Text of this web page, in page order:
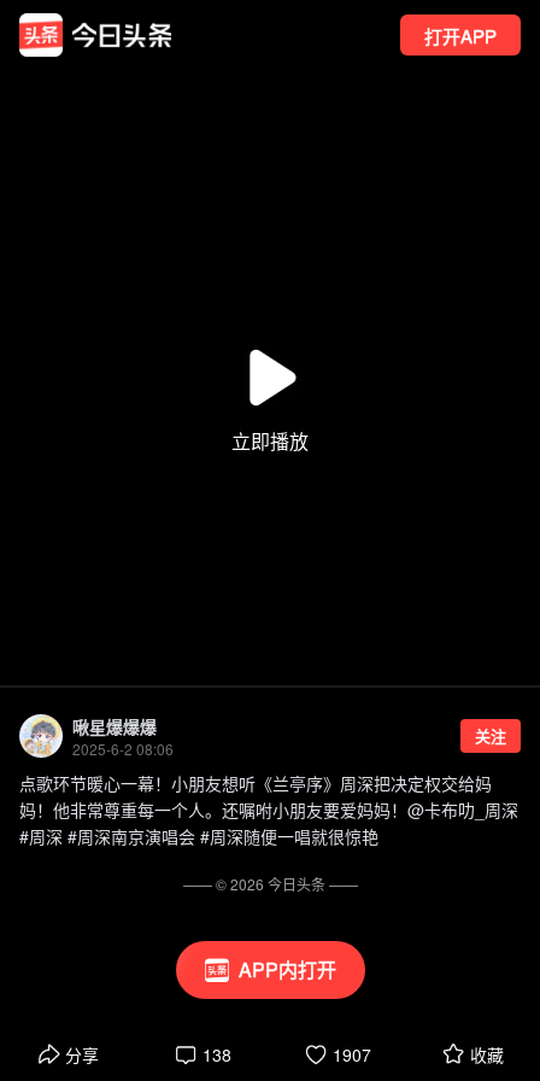
打开APP
APP内打开
啾星爆爆爆
2025-6-2 08:06
关注
点歌环节暖心一幕！小朋友想听《兰亭序》周深把决定权交给妈
妈！他非常尊重每一个人。还嘱咐小朋友要爱妈妈！@卡布叻_周深
#周深 #周深南京演唱会 #周深随便一唱就很惊艳
分享 138 1907 收藏
—— ©2026 今日头条——